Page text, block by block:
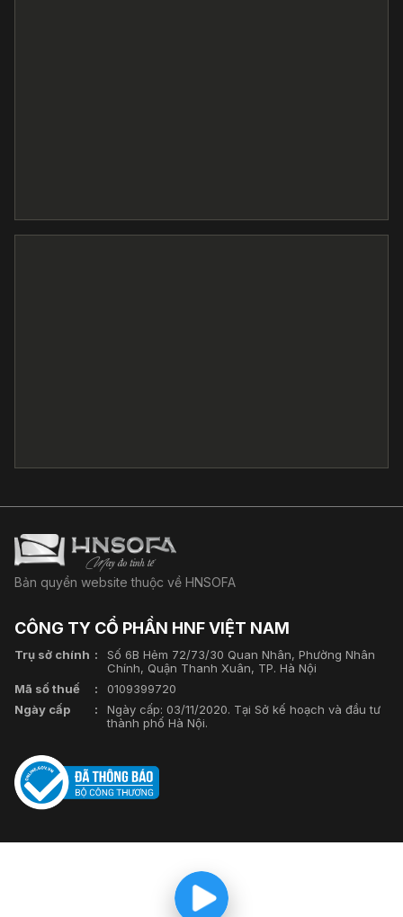
Bản quyền website thuộc về HNSOFA
CÔNG TY CỔ PHẦN HNF VIỆT NAM
Trụ sở chính
Số 6B Hẻm 72/73/30 Quan Nhân, Phường Nhân
Chính, Quận Thanh Xuân, TP. Hà Nội
Mã số thuế
0109399720
Ngày cấp
Ngày cấp: 03/11/2020. Tại Sở kế hoạch và đầu tư
thành phố Hà Nội.